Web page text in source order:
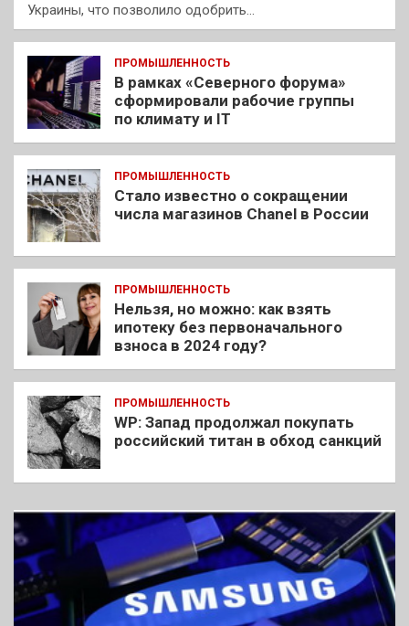
Украины, что позволило одобрить…
ПРОМЫШЛЕННОСТЬ
В рамках «Северного форума»
сформировали рабочие группы
по климату и IT
ПРОМЫШЛЕННОСТЬ
Стало известно о сокращении
числа магазинов Chanel в России
ПРОМЫШЛЕННОСТЬ
Нельзя, но можно: как взять
ипотеку без первоначального
взноса в 2024 году?
ПРОМЫШЛЕННОСТЬ
WP: Запад продолжал покупать
российский титан в обход санкций